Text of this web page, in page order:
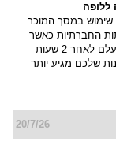
שימוש במסך המוכר
החברתיות כאשר
הסטורי שלך נעלם לאחר 2 שעות
שלכם מגיע יותר
20/7/26